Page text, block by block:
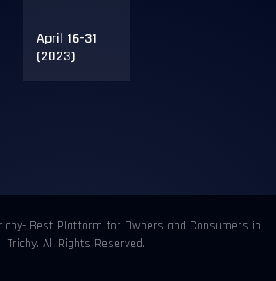
April 16-31
(2023)
Best Platform for Owners and Consumers in
Trichy. All Rights Reserved.